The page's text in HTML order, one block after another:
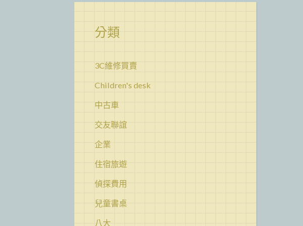
分類
3C維修買賣
Children's desk
中古車
交友聯誼
企業
住宿旅遊
偵探費用
兒童書桌
八大